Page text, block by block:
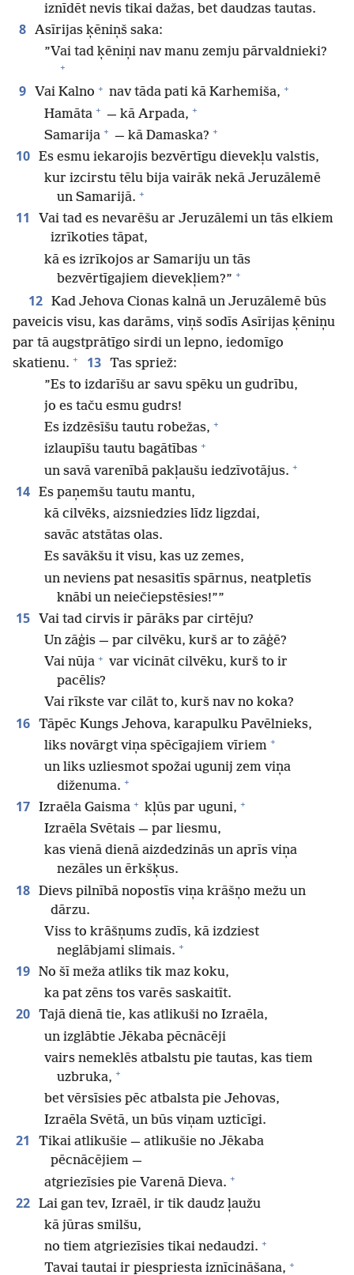
iznīdēt nevis tikai dažas, bet daudzas tautas.
8 Asīrijas ķēniņš saka:
”Vai tad ķēniņi nav manu zemju pārvaldnieki?
+
9 Vai Kalno + nav tāda pati kā Karhemiša, +
Hamāta + — kā Arpada, +
Samarija + — kā Damaska? +
10 Es esmu iekarojis bezvērtīgu dievekļu valstis,
kur izcirstu tēlu bija vairāk nekā Jeruzālemē
un Samarijā. +
11
Vai tad es nevarēšu ar Jeruzālemi un tās elkiem
izrīkoties tāpat,
kā es izrīkojos ar Samariju un tās
bezvērtīgajiem dievekļiem?” +
12 Kad Jehova Cionas kalnā un Jeruzālemē būs
paveicis visu, kas darāms, viņš sodīs Asīrijas ķēniņu
par tā augstprātīgo sirdi un lepno, iedomīgo
skatienu. + 13 Tas spriež:
”Es to izdarīšu ar savu spēku un gudrību,
jo es taču esmu gudrs!
Es izdzēsīšu tautu robežas, +
izlaupīšu tautu bagātības +
un savā varenībā pakļaušu iedzīvotājus. +
14 Es paņemšu tautu mantu,
kā cilvēks, aizsniedzies līdz ligzdai,
savāc atstātas olas.
Es savākšu it visu, kas uz zemes,
un neviens pat nesasitīs spārnus, neatpletīs
knābi un neiečiepstēsies!””
15 Vai tad cirvis ir pārāks par cirtēju?
Un zāģis — par cilvēku, kurš ar to zāģē?
Vai nūja + var vicināt cilvēku, kurš to ir
pacēlis?
Vai rīkste var cilāt to, kurš nav no koka?
16 Tāpēc Kungs Jehova, karapulku Pavēlnieks,
liks novārgt viņa spēcīgajiem vīriem +
un liks uzliesmot spožai ugunij zem viņa
diženuma. +
17 Izraēla Gaisma + kļūs par uguni, +
Izraēla Svētais — par liesmu,
kas vienā dienā aizdedzinās un aprīs viņa
nezāles un ērkšķus.
18 Dievs pilnībā nopostīs viņa krāšņo mežu un
dārzu.
Viss to krāšņums zudīs, kā izdziest
neglābjami slimais. +
19 No šī meža atliks tik maz koku,
ka pat zēns tos varēs saskaitīt.
20 Tajā dienā tie, kas atlikuši no Izraēla,
un izglābtie Jēkaba pēcnācēji
vairs nemeklēs atbalstu pie tautas, kas tiem
uzbruka, +
bet vērsīsies pēc atbalsta pie Jehovas,
Izraēla Svētā, un būs viņam uzticīgi.
21
Tikai atlikušie — atlikušie no Jēkaba
pēcnācējiem —
atgriezīsies pie Varenā Dieva. +
22 Lai gan tev, Izraēl, ir tik daudz ļaužu
kā jūras smilšu,
no tiem atgriezīsies tikai nedaudzi. +
Tavai tautai ir piespriesta iznīcināšana, +